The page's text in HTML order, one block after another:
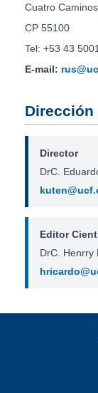
Cuatro
CP 55100
Tel: +53 43
E-mail:
Director
DrC.
Editor
DrC. Henrry